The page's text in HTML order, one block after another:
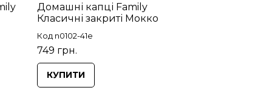
Домашні капці Family
Класичні закриті Мокко
Код n0102-41e
749 грн.
КУПИТИ